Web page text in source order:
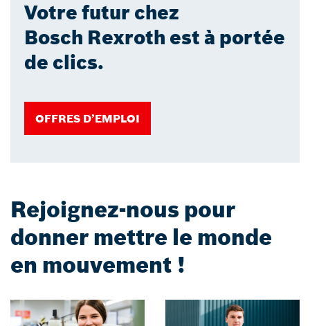
Votre futur chez
Bosch Rexroth est à portée
de clics.
OFFRES D’EMPLOI
Rejoignez-nous pour
donner mettre le monde
en mouvement !